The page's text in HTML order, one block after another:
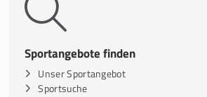
Sportangebote finden
Unser Sportangebot
Sportsuche